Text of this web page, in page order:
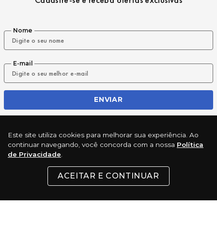
Este site utiliza cookies para melhorar sua experiência. Ao
continuar navegando, você concorda com a nossa Política
de Privacidade
ACEITAR E CONTINUAR
Nome
E-mail
ENVIAR
REDES SOCIAIS
INSTITUCIONAL